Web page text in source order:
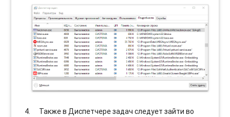
Также в Диспетчере задач следует зайти во